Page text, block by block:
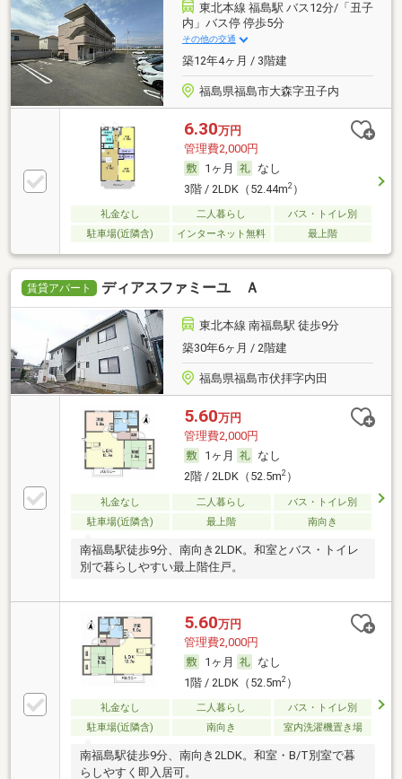
東北本線 福島駅 バス12分/「丑子
内」バス停 停歩5分
その他の交通
築12年4ヶ月 / 3階建
福島県福島市大森字丑子内
6.30万円
管理費2,000円
1ヶ月
なし
3階 / 2LDK（52.44m2）
礼金なし 二人暮らし
バス・トイレ別
駐車場(近隣含)
インターネット無料 最上階
賃貸アパート ディアスファミーユ Ａ
東北本線 南福島駅 徒歩9分
築30年6ヶ月 / 2階建
福島県福島市伏拝字内田
5.60万円
管理費2,000円
1ヶ月
なし
2階 / 2LDK（52.5m2）
礼金なし 二人暮らし
バス・トイレ別
駐車場(近隣含)
最上階 南向き
南福島駅徒歩9分、南向き2LDK。和室とバス・トイレ
別で暮らしやすい最上階住戸。
5.60万円
管理費2,000円
1ヶ月
なし
1階 / 2LDK（52.5m2）
礼金なし 二人暮らし
バス・トイレ別
駐車場(近隣含)
南向き 室内洗濯機置き場
南福島駅徒歩9分、南向き2LDK。和室・B/T別室で暮
らしやすく即入居可。